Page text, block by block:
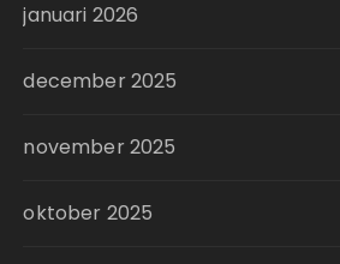
januari 2026
december 2025
november 2025
oktober 2025